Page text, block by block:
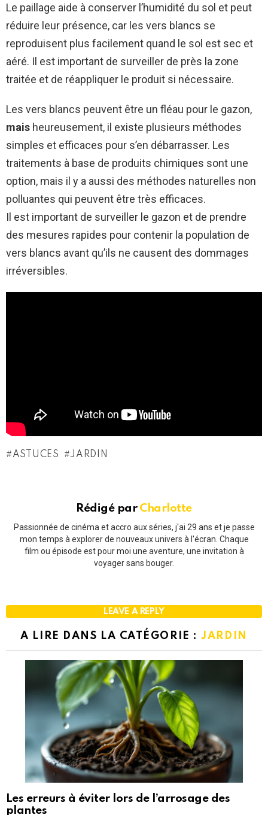
Le paillage aide à conserver l’humidité du sol et peut
réduire leur présence, car les vers blancs se
reproduisent plus facilement quand le sol est sec et
aéré. Il est important de surveiller de près la zone
traitée et de réappliquer le produit si nécessaire.
Les vers blancs peuvent être un fléau pour le gazon,
mais heureusement, il existe plusieurs méthodes
simples et efficaces pour s’en débarrasser. Les
traitements à base de produits chimiques sont une
option, mais il y a aussi des méthodes naturelles non
polluantes qui peuvent être très efficaces.
Il est important de surveiller le gazon et de prendre
des mesures rapides pour contenir la population de
vers blancs avant qu’ils ne causent des dommages
irréversibles.
ASTUCES JARDIN
Rédigé par Charlotte
Passionnée de cinéma et accro aux séries, j'ai 29 ans et je passe
mon temps à explorer de nouveaux univers à l'écran. Chaque
film ou épisode est pour moi une aventure, une invitation à
voyager sans bouger.
LEAVE A REPLY
A LIRE DANS LA CATÉGORIE :JARDIN
Les erreurs à éviter lors de l’arrosage des
plantes